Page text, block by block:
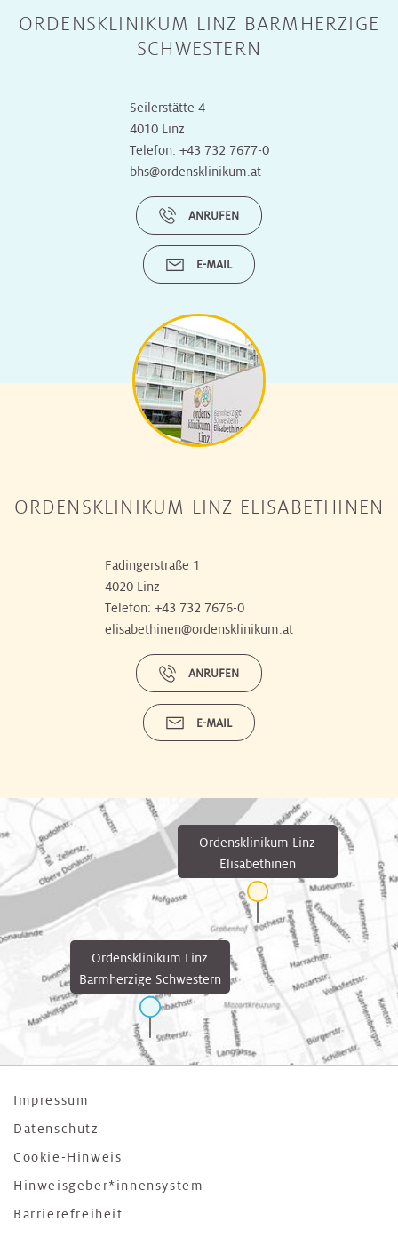
ORDENSKLINIKUM LINZ BARMHERZIGE
SCHWESTERN
Seilerstätte 4
4010 Linz
Telefon: +43 732 7677-0
bhs@ordensklinikum.at
ANRUFEN
E-MAIL
ORDENSKLINIKUM LINZ ELISABETHINEN
Fadingerstraße 1
4020 Linz
Telefon: +43 732 7676-0
elisabethinen@ordensklinikum.at
ANRUFEN
E-MAIL
Ordensklinikum Linz
Barmherzige Schwestern
Ordensklinikum Linz
Elisabethinen
Impressum
Datenschutz
Cookie-Hinweis
Hinweisgeber*innensystem
Barrierefreiheit